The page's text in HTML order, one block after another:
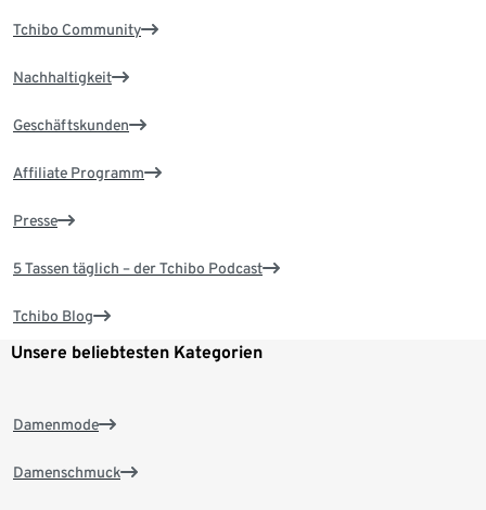
Tchibo Community
Nachhaltigkeit
Geschäftskunden
Affiliate Programm
Presse
5 Tassen täglich – der Tchibo Podcast
Tchibo Blog
Unsere beliebtesten Kategorien
Damenmode
Damenschmuck